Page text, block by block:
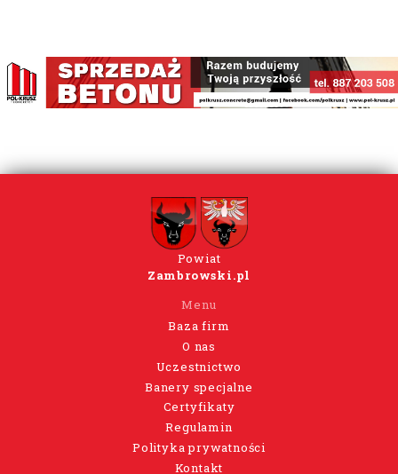
Powiat
Zambrowski.pl
Menu
Baza firm
O nas
Uczestnictwo
Banery specjalne
Certyfikaty
Regulamin
Polityka prywatności
Kontakt